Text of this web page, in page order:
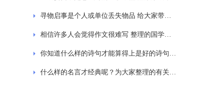
寻物启事是个人或单位丢失物品 给大家带来的寻物启事的范文格式通用7篇
相信许多人会觉得作文很难写 整理的国学经典诵读作文
你知道什么样的诗句才能算得上是好的诗句吗？为大家整理的西湖的诗句大全
什么样的名言才经典呢？为大家整理的有关劳动的名言